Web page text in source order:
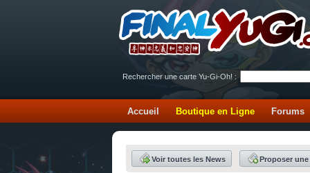
Rechercher une carte Yu-Gi-Oh! :
Accueil Boutique en Ligne Forums
Voir toutes les News Proposer